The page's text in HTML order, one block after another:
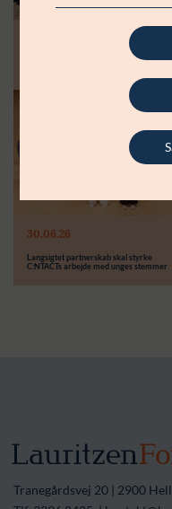
Råt&Godts Venner skal styrke
30.06.26
Langsigtet partnerskab skal styrke
C:NTACTs arbejde med unges stemmer
6.000.000 kr.
Tranegårdsvej 20 | 2900